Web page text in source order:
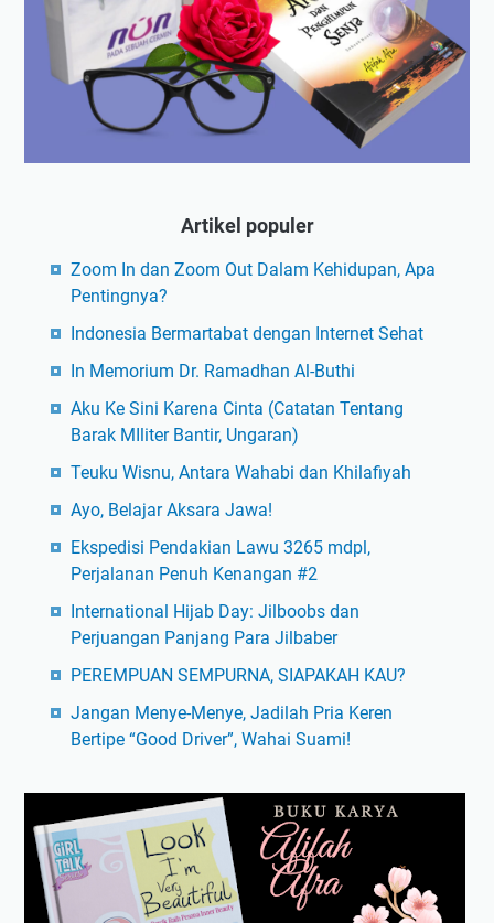
Artikel populer
Zoom In dan Zoom Out Dalam Kehidupan, Apa
Pentingnya?
Indonesia Bermartabat dengan Internet Sehat
In Memorium Dr. Ramadhan Al-Buthi
Aku Ke Sini Karena Cinta (Catatan Tentang
Barak MIliter Bantir, Ungaran)
Teuku Wisnu, Antara Wahabi dan Khilafiyah
Ayo, Belajar Aksara Jawa!
Ekspedisi Pendakian Lawu 3265 mdpl,
Perjalanan Penuh Kenangan #2
International Hijab Day: Jilboobs dan
Perjuangan Panjang Para Jilbaber
PEREMPUAN SEMPURNA, SIAPAKAH KAU?
Jangan Menye-Menye, Jadilah Pria Keren
Bertipe “Good Driver”, Wahai Suami!